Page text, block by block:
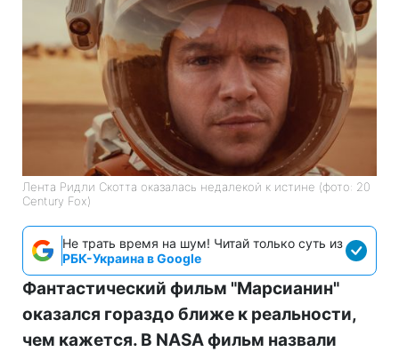
Лента Ридли Скотта оказалась недалекой к истине (фото: 20
Century Fox)
Не трать время на шум! Читай только суть из
РБК-Украина в Google
Фантастический фильм "Марсианин"
оказался гораздо ближе к реальности,
чем кажется. В NASA фильм назвали